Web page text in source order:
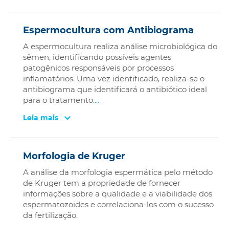
Espermocultura com Antibiograma
A espermocultura realiza análise microbiológica do
sêmen, identificando possíveis agentes
patogênicos responsáveis por processos
inflamatórios. Uma vez identificado, realiza-se o
antibiograma que identificará o antibiótico ideal
para o tratamento....
Leia mais
Morfologia de Kruger
A análise da morfologia espermática pelo método
de Kruger tem a propriedade de fornecer
informações sobre a qualidade e a viabilidade dos
espermatozoides e correlaciona-los com o sucesso
da fertilização.